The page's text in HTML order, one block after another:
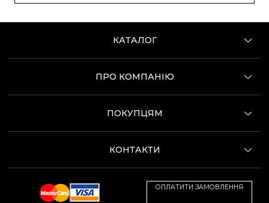
КАТАЛОГ
ПРО КОМПАНІЮ
ПОКУПЦЯМ
КОНТАКТИ
ОПЛАТИТИ ЗАМОВЛЕННЯ